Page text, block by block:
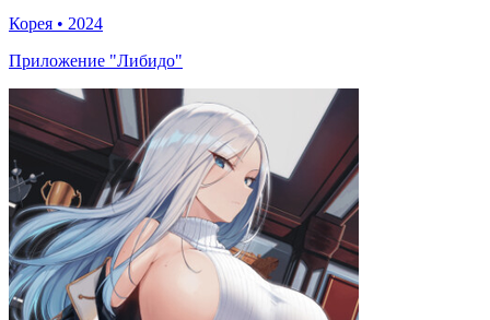
Корея • 2024
Приложение "Либидо"